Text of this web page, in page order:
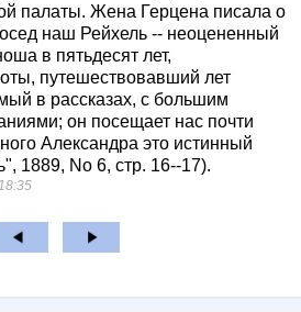
палаты. Жена Герцена писала о
наш Рейхель -- неоцененный
в пятьдесят лет,
путешествовавший лет
в рассказах, с большим
он посещает нас почти
Александра это истинный
1889, No 6, стр. 16--17).